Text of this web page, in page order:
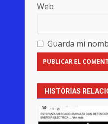
Web
Guarda mi
HISTORIAS